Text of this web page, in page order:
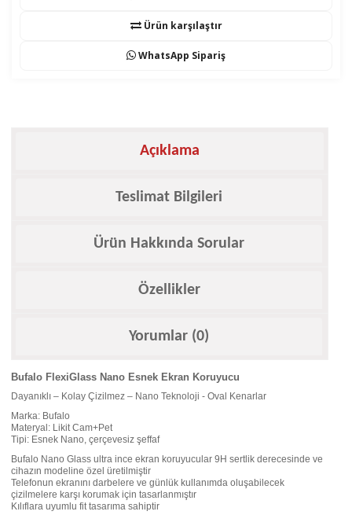
Ürün karşılaştır
WhatsApp Sipariş
Açıklama
Teslimat Bilgileri
Ürün Hakkında Sorular
Özellikler
Yorumlar (0)
Bufalo FlexiGlass Nano Esnek Ekran Koruyucu
Dayanıklı – Kolay Çizilmez – Nano Teknoloji - Oval Kenarlar
Marka: Bufalo
Materyal: Likit Cam+Pet
Tipi: Esnek Nano, çerçevesiz şeffaf
Bufalo Nano Glass ultra ince ekran koruyucular 9H sertlik derecesinde ve
cihazın modeline özel üretilmiştir
Telefonun ekranını darbelere ve günlük kullanımda oluşabilecek
çizilmelere karşı korumak için tasarlanmıştır
Kılıflara uyumlu fit tasarıma sahiptir